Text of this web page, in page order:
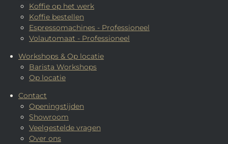
Koffie op het werk
Koffie bestellen
Espressomachines - Professioneel
Volautomaat - Professioneel
Workshops & Op locatie
Barista Workshops
Op locatie
Contact
Openingstijden
Showroom
Veelgestelde vragen
Over ons